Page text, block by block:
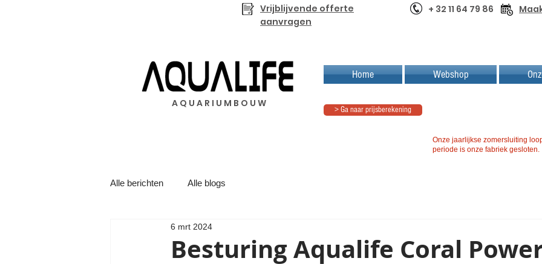
Vrijblijvende offerte
aanvragen
+ 32 11 64 79 86
A Q U A R I U M B O U W
Home Webshop
> Ga naar prijsberekening
Onze jaarlijkse zomersluiting
periode is onze fabriek gesloten.
Alle berichten Alle blogs
Besturing Aqualife Coral
6 mrt 2024